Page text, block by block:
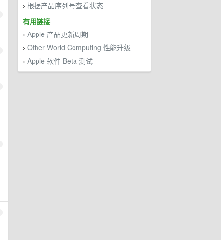
› 根据产品序列号查看状态
有用链接
› Apple 产品更新周期
› Other World Computing 性能升级
› Apple 软件 Beta 测试